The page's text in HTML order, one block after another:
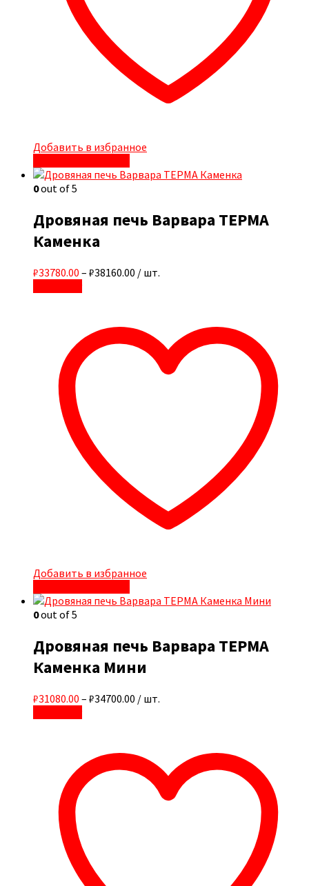
Добавить в избранное
0out of 5
Дровяная печь Варвара ТЕРМА
Каменка
₽33780.00 – ₽38160.00 / шт.
Добавить в избранное
0out of 5
Дровяная печь Варвара ТЕРМА
Каменка Мини
₽31080.00 – ₽34700.00 / шт.